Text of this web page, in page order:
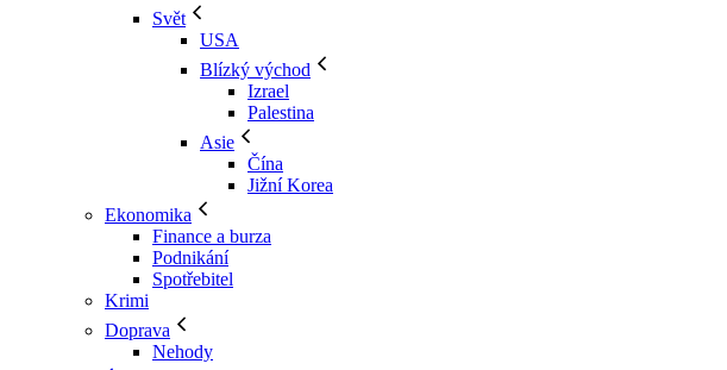
Svět
USA
Blízký východ
Izrael
Palestina
Asie
Čína
Jižní Korea
Ekonomika
Finance a burza
Podnikání
Spotřebitel
Krimi
Doprava
Nehody